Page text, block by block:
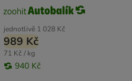
jednotlivě 1 028 Kč
989 Kč
71 Kč / kg
940 Kč